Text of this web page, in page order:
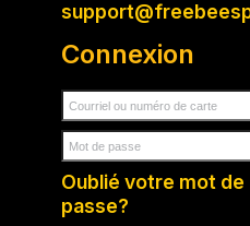
Connexion
Oublié votre mot de
passe?